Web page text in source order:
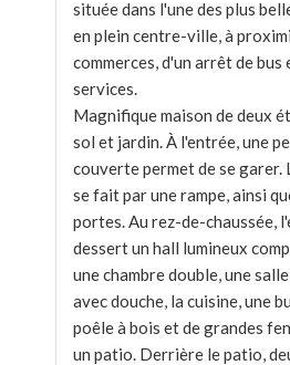
située dans l'une des plus
en plein centre-ville, à
commerces, d'un arrêt de bus
services.
Magnifique maison de deux
sol et jardin. À l'entrée, une
couverte permet de se garer.
se fait par une rampe, ainsi
portes. Au rez-de-chaussée,
dessert un hall lumineux
une chambre double, une
avec douche, la cuisine, une
poêle à bois et de grandes
un patio. Derrière le patio,